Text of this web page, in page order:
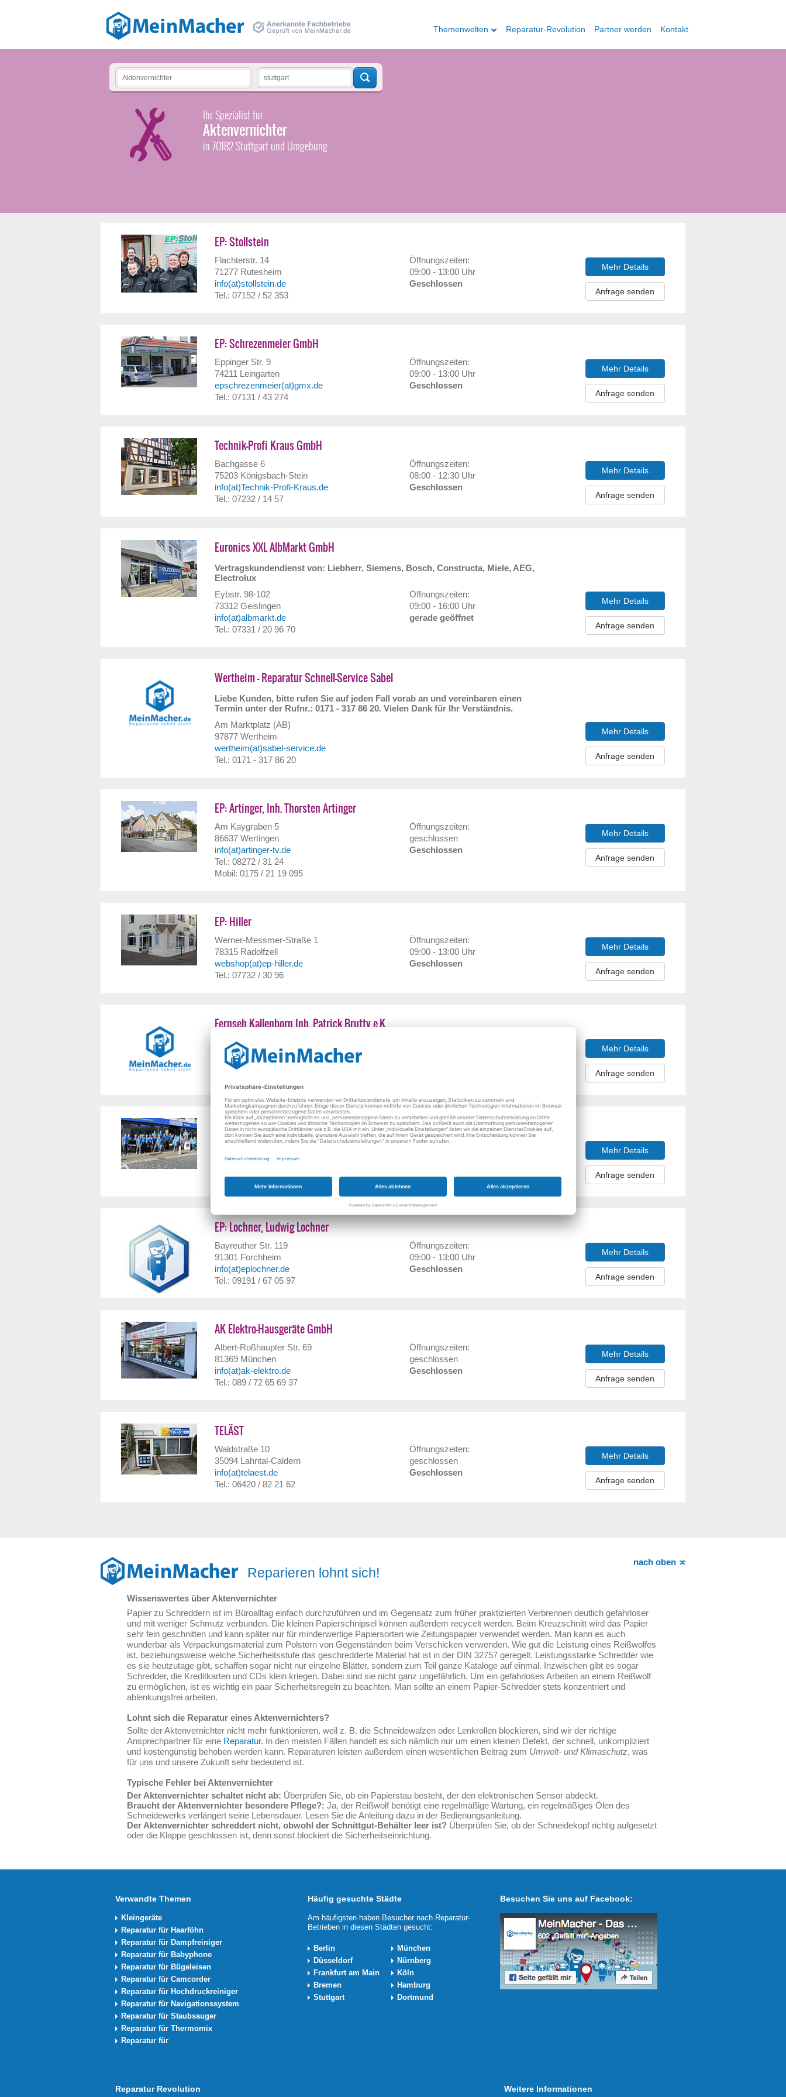
Themenwelten Reparatur-Revolution Partner werden Kontakt
Ihr Spezialist für
Aktenvernichter
in 70182 Stuttgart und Umgebung
EP: Stollstein
Flachterstr. 14
71277 Rutesheim
info(at)stollstein.de
Tel.: 07152 / 52 353
Öffnungszeiten:
09:00 - 13:00 Uhr
Geschlossen
Mehr Details
Anfrage senden
EP: Schrezenmeier GmbH
Eppinger Str. 9
74211 Leingarten
epschrezenmeier(at)gmx.de
Tel.: 07131 / 43 274
Öffnungszeiten:
09:00 - 13:00 Uhr
Geschlossen
Mehr Details
Anfrage senden
Technik-Profi Kraus GmbH
Bachgasse 6
75203 Königsbach-Stein
info(at)Technik-Profi-Kraus.de
Tel.: 07232 / 14 57
Öffnungszeiten:
08:00 - 12:30 Uhr
Geschlossen
Mehr Details
Anfrage senden
Euronics XXL AlbMarkt GmbH
Vertragskundendienst von: Liebherr, Siemens, Bosch, Constructa, Miele, AEG,
Electrolux
Eybstr. 98-102
73312 Geislingen
info(at)albmarkt.de
Tel.: 07331 / 20 96 70
Öffnungszeiten:
09:00 - 16:00 Uhr
gerade geöffnet
Mehr Details
Anfrage senden
Wertheim - Reparatur Schnell-Service Sabel
Liebe Kunden, bitte rufen Sie auf jeden Fall vorab an und vereinbaren einen
Termin unter der Rufnr.: 0171 - 317 86 20. Vielen Dank für Ihr Verständnis.
Am Marktplatz (AB)
97877 Wertheim
wertheim(at)sabel-service.de
Tel.: 0171 - 317 86 20
Mehr Details
Anfrage senden
EP: Artinger, Inh. Thorsten Artinger
Am Kaygraben 5
86637 Wertingen
info(at)artinger-tv.de
Tel.: 08272 / 31 24
Mobil: 0175 / 21 19 095
Öffnungszeiten:
geschlossen
Geschlossen
Mehr Details
Anfrage senden
EP: Hiller
Werner-Messmer-Straße 1
78315 Radolfzell
webshop(at)ep-hiller.de
Tel.: 07732 / 30 96
Öffnungszeiten:
09:00 - 13:00 Uhr
Geschlossen
Mehr Details
Anfrage senden
Fernseh Kallenborn Inh. Patrick Brutty e.K.
Elsässer Str. 26
66271 Kleinblittersdorf
info(at)brutty.eu
Mehr Details
Anfrage senden
Ernst Beisler e.K.
Frankfurter Straße 9
63628 Bad Soden-Salmünster
Tel.: 06056 / 90 03 00
Öffnungszeiten:
Mehr Details
Anfrage senden
EP: Lochner, Ludwig Lochner
Bayreuther Str. 119
91301 Forchheim
info(at)eplochner.de
Tel.: 09191 / 67 05 97
Öffnungszeiten:
09:00 - 13:00 Uhr
Geschlossen
Mehr Details
Anfrage senden
AK Elektro-Hausgeräte GmbH
Albert-Roßhaupter Str. 69
81369 München
info(at)ak-elektro.de
Tel.: 089 / 72 65 69 37
Öffnungszeiten:
geschlossen
Geschlossen
Mehr Details
Anfrage senden
TELÄST
Waldstraße 10
35094 Lahntal-Caldern
info(at)telaest.de
Tel.: 06420 / 82 21 62
Öffnungszeiten:
geschlossen
Geschlossen
Mehr Details
Anfrage senden
nach oben
Reparieren lohnt sich!
Wissenswertes über Aktenvernichter
Papier zu Schreddern ist im Büroalltag einfach durchzuführen und im Gegensatz zum früher praktizierten Verbrennen deutlich gefahrloser
und mit weniger Schmutz verbunden. Die kleinen Papierschnipsel können außerdem recycelt werden. Beim Kreuzschnitt wird das Papier
sehr fein geschnitten und kann später nur für minderwertige Papiersorten wie Zeitungspapier verwendet werden. Man kann es auch
wunderbar als Verpackungsmaterial zum Polstern von Gegenständen beim Verschicken verwenden. Wie gut die Leistung eines Reißwolfes
ist, beziehungsweise welche Sicherheitsstufe das geschredderte Material hat ist in der DIN 32757 geregelt. Leistungsstarke Schredder wie
es sie heutzutage gibt, schaffen sogar nicht nur einzelne Blätter, sondern zum Teil ganze Kataloge auf einmal. Inzwischen gibt es sogar
Schredder, die Kreditkarten und CDs klein kriegen. Dabei sind sie nicht ganz ungefährlich. Um ein gefahrloses Arbeiten an einem Reißwolf
zu ermöglichen, ist es wichtig ein paar Sicherheitsregeln zu beachten. Man sollte an einem Papier-Schredder stets konzentriert und
ablenkungsfrei arbeiten.
Lohnt sich die Reparatur eines Aktenvernichters?
Sollte der Aktenvernichter nicht mehr funktionieren, weil z. B. die Schneidewalzen oder Lenkrollen blockieren, sind wir der richtige
Ansprechpartner für eine Reparatur. In den meisten Fällen handelt es sich nämlich nur um einen kleinen Defekt, der schnell, unkompliziert
und kostengünstig behoben werden kann. Reparaturen leisten außerdem einen wesentlichen Beitrag zum Umwelt- und Klimaschutz, was
für uns und unsere Zukunft sehr bedeutend ist.
Typische Fehler bei Aktenvernichter
Der Aktenvernichter schaltet nicht ab: Überprüfen Sie, ob ein Papierstau besteht, der den elektronischen Sensor abdeckt.
Braucht der Aktenvernichter besondere Pflege?: Ja, der Reißwolf benötigt eine regelmäßige Wartung, ein regelmäßiges Ölen des
Schneidewerks verlängert seine Lebensdauer. Lesen Sie die Anleitung dazu in der Bedienungsanleitung.
Der Aktenvernichter schreddert nicht, obwohl der Schnittgut-Behälter leer ist? Überprüfen Sie, ob der Schneidekopf richtig aufgesetzt
oder die Klappe geschlossen ist, denn sonst blockiert die Sicherheitseinrichtung.
Verwandte Themen
Kleingeräte
Reparatur für Haarföhn
Reparatur für Dampfreiniger
Reparatur für Babyphone
Reparatur für Bügeleisen
Reparatur für Camcorder
Reparatur für Hochdruckreiniger
Reparatur für Navigationssystem
Reparatur für Staubsauger
Reparatur für Thermomix
Reparatur für
Häufig gesuchte Städte
Am häufigsten haben Besucher nach Reparatur-
Betrieben in diesen Städten gesucht:
Berlin
München
Düsseldorf
Nürnberg
Frankfurt am Main
Köln
Bremen
Hamburg
Stuttgart
Dortmund
Besuchen Sie uns auf Facebook:
Reparatur Revolution Weitere Informationen